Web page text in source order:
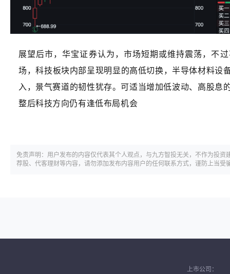
展望后市，华宝证券认为，市场短期或维持震荡，不
场，科技板块内部呈现明显的高低切换，半导体材料设
入，景气赛道的韧性犹存。可适当增加低波动、高股息
整后科技方向仍有逢低布局机会
免责声明：用户发布的内容仅代表其个人观点，与九方智投无关，不作为投
荐股、代客理财等内容，请勿添加发布内容用户的任何联系方式，谨防上当受
上市公司：